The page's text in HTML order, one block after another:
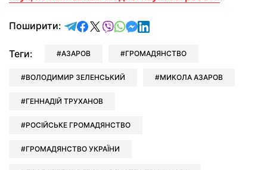
Поширити: відправити у Telegram
поділитись у Facebook
поділитись у X
відправити у Viber
відправити у Whatsapp
відправити у Messenger
відправити у LinkedIn
Теги: АЗАРОВ ГРОМАДЯНСТВО
ВОЛОДИМИР ЗЕЛЕНСЬКИЙ МИКОЛА АЗАРОВ
ГЕННАДІЙ ТРУХАНОВ
РОСІЙСЬКЕ ГРОМАДЯНСТВО
ГРОМАДЯНСТВО УКРАЇНИ